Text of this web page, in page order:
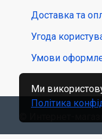
Доставка та
Угода
Умови
Ми
Політика